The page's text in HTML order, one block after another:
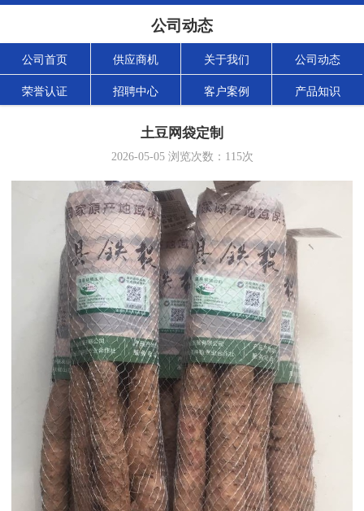
公司动态
公司首页 供应商机 关于我们 公司动态
荣誉认证 招聘中心 客户案例 产品知识
土豆网袋定制
2026-05-05浏览次数： 115次